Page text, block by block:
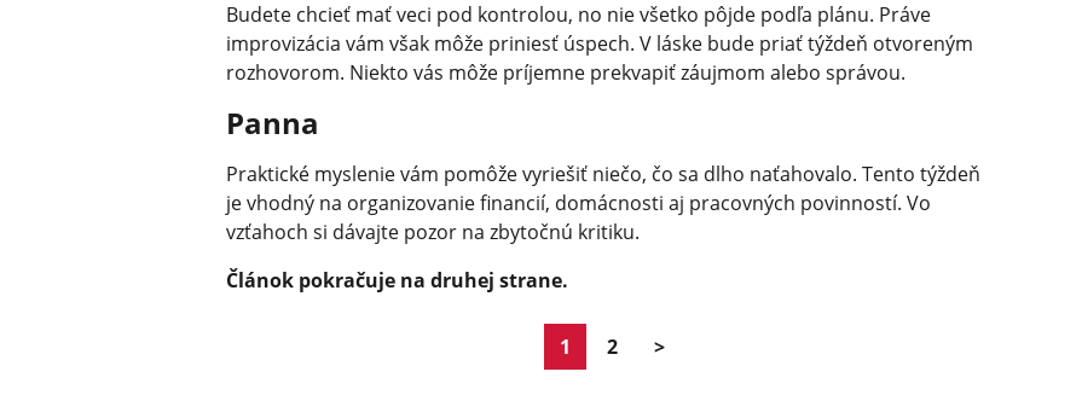
Budete chcieť mať veci pod kontrolou, no nie všetko pôjde podľa plánu. Práve
improvizácia vám však môže priniesť úspech. V láske bude priať týždeň otvoreným
rozhovorom. Niekto vás môže príjemne prekvapiť záujmom alebo správou.
Panna
Praktické myslenie vám pomôže vyriešiť niečo, čo sa dlho naťahovalo. Tento týždeň
je vhodný na organizovanie financií, domácnosti aj pracovných povinností. Vo
vzťahoch si dávajte pozor na zbytočnú kritiku.
Článok pokračuje na druhej strane.
1 2 >